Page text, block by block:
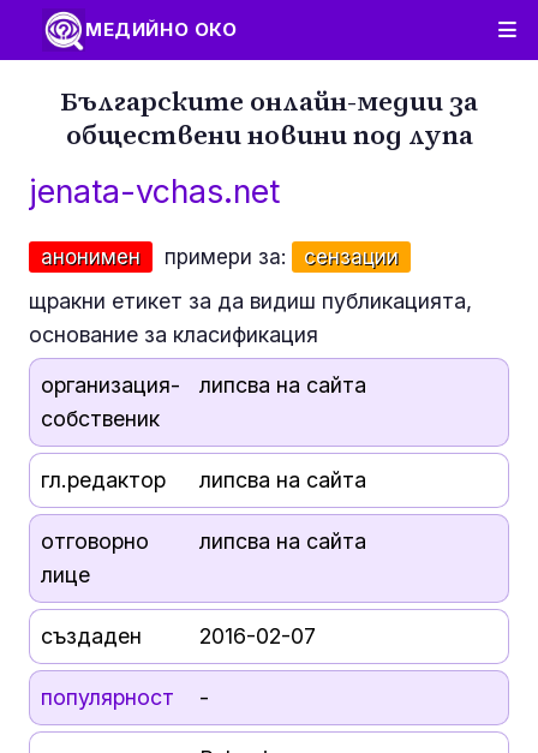
МЕДИЙНО ОКО
Българските онлайн-медии за
обществени новини под лупа
jenata-vchas.net
анонимен примери за: сензации
щракни етикет за да видиш публикацията,
основание за класификация
организация-
собственик
липсва на сайта
гл.редактор липсва на сайта
отговорно
лице
липсва на сайта
създаден 2016-02-07
популярност -